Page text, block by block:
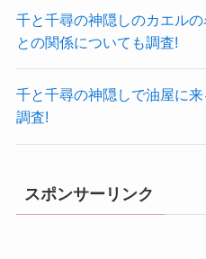
千と千尋の神隠しのカエル
との関係についても調査!
千と千尋の神隠しで油屋に
調査!
スポンサーリンク